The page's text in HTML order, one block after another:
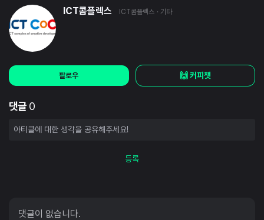
ICT콤플렉스 ICT콤플렉스 · 기타
팔로우 🙌 커피챗
댓글 0
등록
댓글이 없습니다.